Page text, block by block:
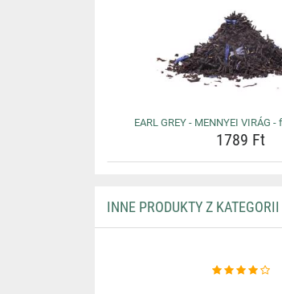
EARL GREY - MENNYEI VIRÁG
1789 Ft
INNE PRODUKTY Z